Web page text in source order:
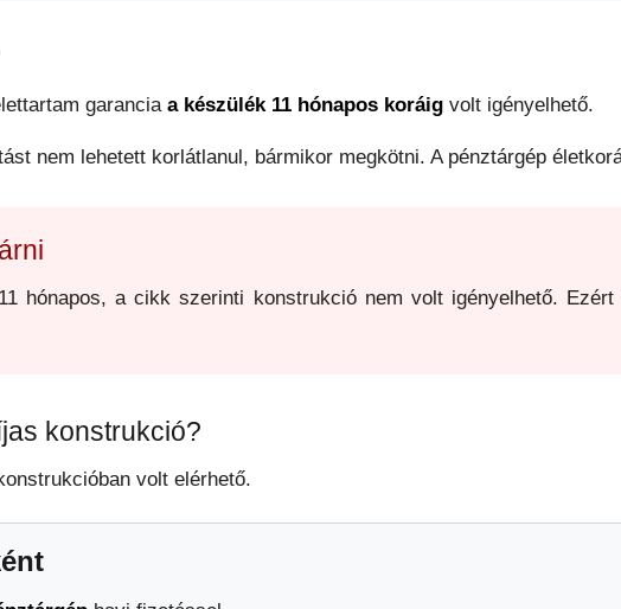
garancia a készülék 11 hónapos koráig volt igényelhető.
nem lehetett korlátlanul, bármikor megkötni. A pénztárgép
hónapos, a cikk szerinti konstrukció nem volt igényelhető.
konstrukció?
volt elérhető.